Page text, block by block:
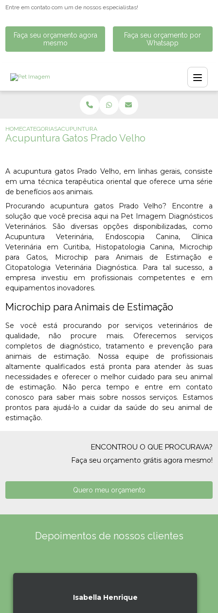
Entre em contato com um de nossos especialistas!
Faça seu orçamento agora
mesmo
Faça seu orçamento por
Whatsapp
HOMECATEGORIASACUPUNTURA GATOS PRADO VELHO
Acupuntura Gatos Prado Velho
A acupuntura gatos Prado Velho, em linhas gerais, consiste
em uma técnica terapêutica oriental que oferece uma série
de benefícios aos animais.
Procurando acupuntura gatos Prado Velho? Encontre a
solução que você precisa aqui na Pet Imagem Diagnósticos
Veterinários. São diversas opções disponibilizadas, como
Acupuntura Veterinária, Endoscopia Canina, Clínica
Veterinária em Curitiba, Histopatologia Canina, Microchip
para Gatos, Microchip para Animais de Estimação e
Citopatologia Veterinária Diagnóstica. Para tal sucesso, a
empresa investiu em profissionais competentes e em
equipamentos inovadores.
Microchip para Animais de Estimação
Se você está procurando por serviços veterinários de
qualidade, não procure mais. Oferecemos serviços
completos de diagnóstico, tratamento e prevenção para
animais de estimação. Nossa equipe de profissionais
altamente qualificados está pronta para atender às suas
necessidades e oferecer o melhor cuidado para seu animal
de estimação. Não perca tempo e entre em contato
conosco para saber mais sobre nossos serviços. Estamos
prontos para ajudá-lo a cuidar da saúde do seu animal de
estimação.
ENCONTROU O QUE PROCURAVA?
Faça seu orçamento grátis agora mesmo!
Quero meu orçamento
Depoimentos de nossos clientes
Isabella Henrique